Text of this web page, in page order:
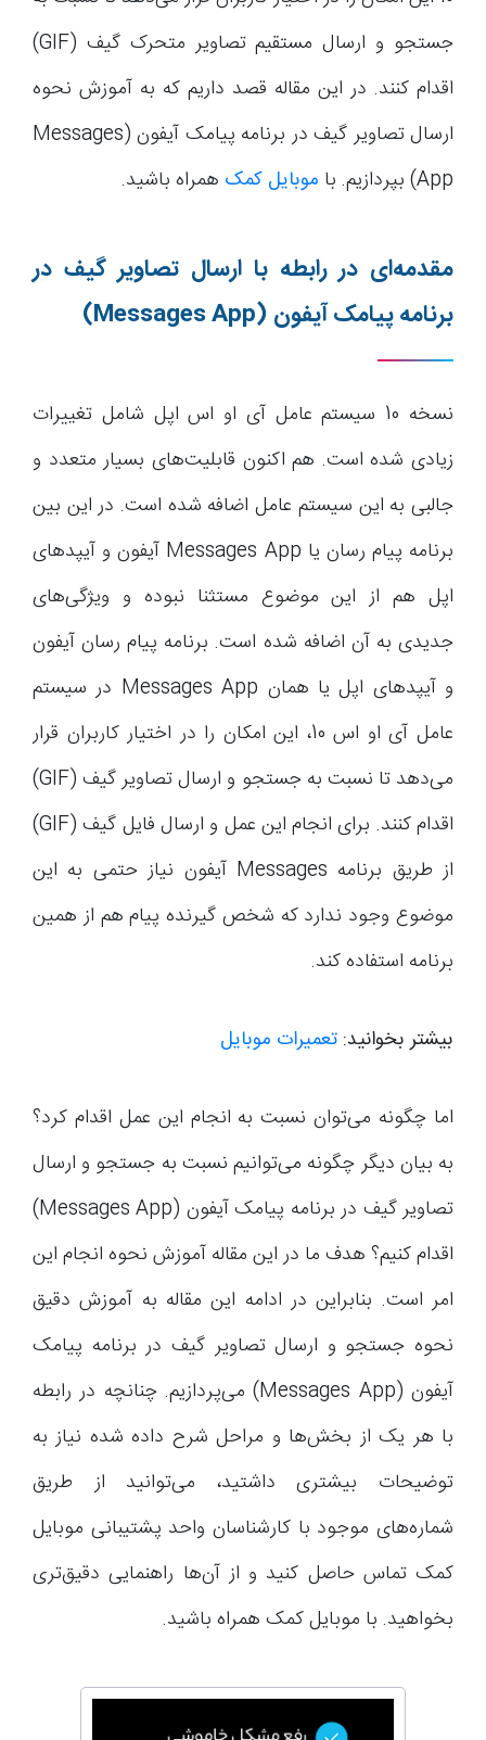
جستجو و ارسال مستقیم تصاویر متحرک گیف (GIF)
اقدام کنند. در این مقاله قصد داریم که به آموزش نحوه
ارسال تصاویر گیف در برنامه پیامک آیفون (Messages
App) بپردازیم. با
موبایل کمک همراه باشید.
مقدمه‌ای در رابطه با ارسال تصاویر گیف در
برنامه پیامک آیفون (Messages App)
نسخه 10 سیستم عامل آی او اس اپل شامل تغییرات
زیادی شده است. هم اکنون قابلیت‌های بسیار متعدد و
جالبی به این سیستم عامل اضافه شده است. در این بین
برنامه پیام رسان یا Messages App آیفون و آیپدهای
اپل هم از این موضوع مستثنا نبوده و ویژگی‌های
جدیدی به آن اضافه شده است. برنامه پیام رسان آیفون
و آیپدهای اپل یا همان Messages App در سیستم
عامل آی او اس 10، این امکان را در اختیار کاربران قرار
می‌دهد تا نسبت به جستجو و ارسال تصاویر گیف (GIF)
اقدام کنند. برای انجام این عمل و ارسال فایل گیف (GIF)
از طریق برنامه Messages آیفون نیاز حتمی به این
موضوع وجود ندارد که شخص گیرنده پیام هم از همین
برنامه استفاده کند.
بیشتر بخوانید: تعمیرات موبایل
اما چگونه می‌توان نسبت به انجام این عمل اقدام کرد؟
به بیان دیگر چگونه می‌توانیم نسبت به جستجو و ارسال
تصاویر گیف در برنامه پیامک آیفون (Messages App)
اقدام کنیم؟ هدف ما در این مقاله آموزش نحوه انجام این
امر است. بنابراین در ادامه این مقاله به آموزش دقیق
نحوه جستجو و ارسال تصاویر گیف در برنامه پیامک
آیفون (Messages App) می‌پردازیم. چنانچه در رابطه
با هر یک از بخش‌ها و مراحل شرح داده شده نیاز به
توضیحات بیشتری داشتید، می‌توانید از طریق
شماره‌های موجود با کارشناسان واحد پشتیبانی موبایل
کمک تماس حاصل کنید و از آن‌ها راهنمایی دقیق‌تری
بخواهید. با موبایل کمک همراه باشید.